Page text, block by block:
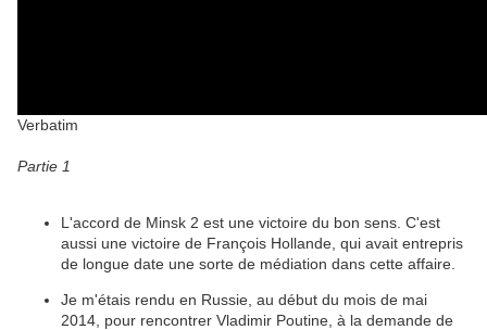
Verbatim
Partie 1
L'accord de Minsk 2 est une victoire du bon sens. C'est
aussi une victoire de François Hollande, qui avait entrepris
de longue date une sorte de médiation dans cette affaire.
Je m'étais rendu en Russie, au début du mois de mai
2014, pour rencontrer Vladimir Poutine, à la demande de